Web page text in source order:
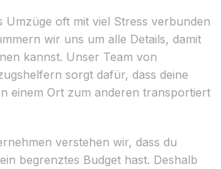
Umzüge oft mit viel Stress verbunden
wir uns um alle Details, damit
kannst. Unser Team von
sorgt dafür, dass deine
einem Ort zum anderen transportiert
verstehen wir, dass du
begrenztes Budget hast. Deshalb